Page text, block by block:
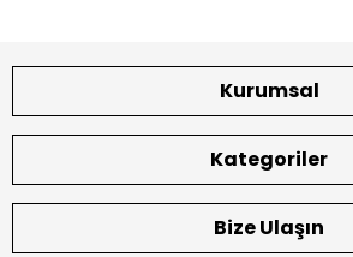
Kurumsal
Kategoriler
Bize Ulaşın